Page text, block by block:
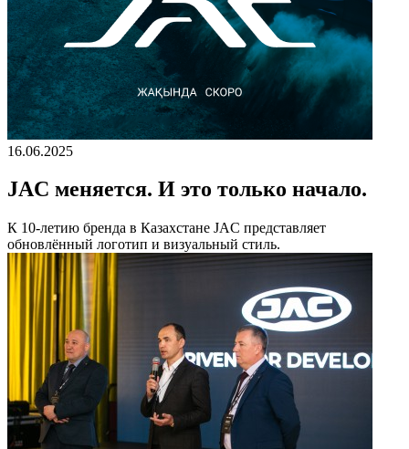
16.06.2025
JAC меняется. И это только начало.
К 10-летию бренда в Казахстане JAC представляет
обновлённый логотип и визуальный стиль.